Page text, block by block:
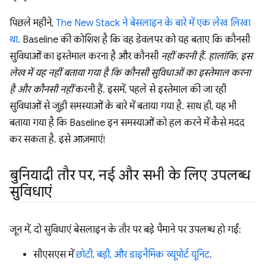
पिछले महीने, The New Stack ने बेसलाइन के बारे में एक लेख लिखा
था. Baseline की कोशिश है कि वह डेवलपर को यह बताए कि कौनसी
सुविधाओं का इस्तेमाल करना है और कौनसी नहीं करनी हैं. हालांकि, इस
लेख में यह नहीं बताया गया है कि कौनसी सुविधाओं का इस्तेमाल करना
है और कौनसी नहींकरनी हैं. इसमें, पहले से इस्तेमाल की जा रही
सुविधाओं से जुड़ी समस्याओं के बारे में बताया गया है. साथ ही, यह भी
बताया गया है कि Baseline इन समस्याओं को हल करने में कैसे मदद
कर सकता है. इसे आज़माएं!
बुनियादी तौर पर,नई और सभी के लिए उपलब्ध
सुविधाएं
जून में, दो सुविधाएं बेसलाइन के तौर पर बड़े पैमाने पर उपलब्ध हो गईं:
सीएसएस मेंछोटी, बड़ी, और डाइनैमिक व्यूपोर्ट यूनिट.